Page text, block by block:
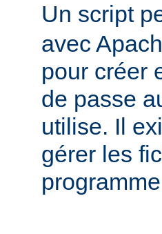
Un script
avec
pour créer
de passe
utilise. Il
gérer les
programme